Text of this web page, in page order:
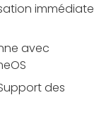
immédiate
avec
des